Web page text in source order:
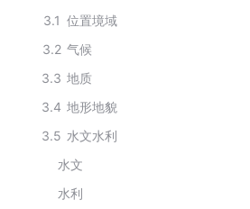
3.1 位置境域
3.2 气候
3.3 地质
3.4 地形地貌
3.5 水文水利
水文
水利